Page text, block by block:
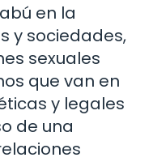
en la
y sociedades,
sexuales
que van en
y legales
de una